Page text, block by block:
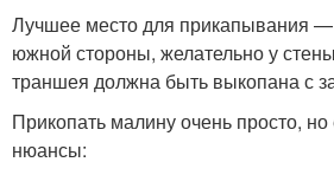
Лучшее место для прикапывания
южной стороны, желательно у
траншея должна быть выкопана с
Прикопать малину очень просто,
нюансы: